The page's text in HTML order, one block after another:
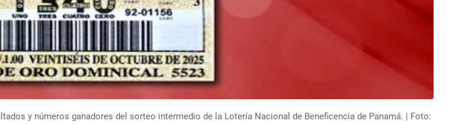
y números ganadores del sorteo intermedio de la Lotería Nacional de Beneficencia de Panamá. | Foto: